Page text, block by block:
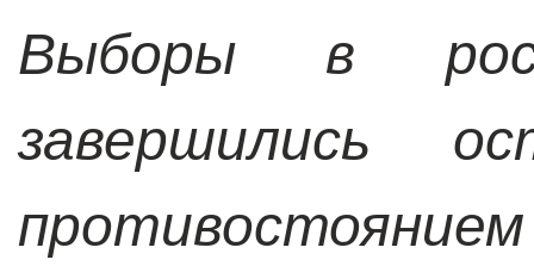
Выборы в
завершились